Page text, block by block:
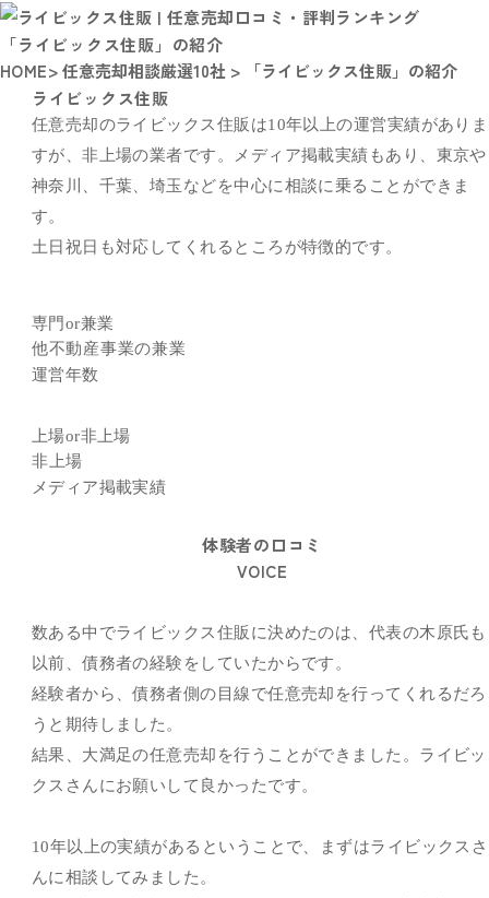
「ライビックス住販」の紹介
HOME> 任意売却相談厳選10社 > 「ライビックス住販」の紹介
ライビックス住販
任意売却のライビックス住販は10年以上の運営実績がありま
すが、非上場の業者です。メディア掲載実績もあり、東京や
神奈川、千葉、埼玉などを中心に相談に乗ることができま
す。
土日祝日も対応してくれるところが特徴的です。
専門or兼業
他不動産事業の兼業
運営年数
上場or非上場
非上場
メディア掲載実績
体験者の口コミ
VOICE
数ある中でライビックス住販に決めたのは、代表の木原氏も
以前、債務者の経験をしていたからです。
経験者から、債務者側の目線で任意売却を行ってくれるだろ
うと期待しました。
結果、大満足の任意売却を行うことができました。ライビッ
クスさんにお願いして良かったです。
10年以上の実績があるということで、まずはライビックスさ
んに相談してみました。